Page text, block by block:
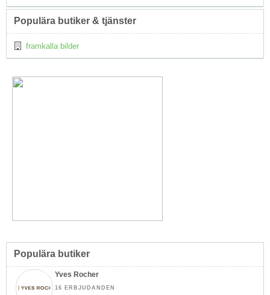
Populära butiker & tjänster
framkalla bilder
Populära butiker
Yves Rocher
16 ERBJUDANDEN